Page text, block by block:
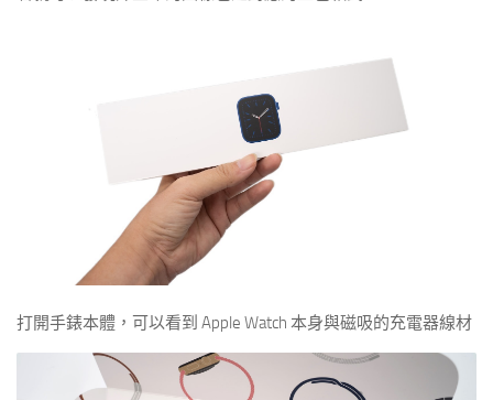
打開手錶本體，可以看到 Apple Watch 本身與磁吸的充電器線材